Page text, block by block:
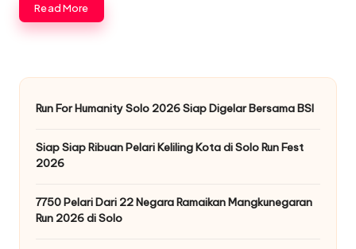
Read More
Run For Humanity Solo 2026 Siap Digelar Bersama BSI
Siap Siap Ribuan Pelari Keliling Kota di Solo Run Fest
2026
7750 Pelari Dari 22 Negara Ramaikan Mangkunegaran
Run 2026 di Solo